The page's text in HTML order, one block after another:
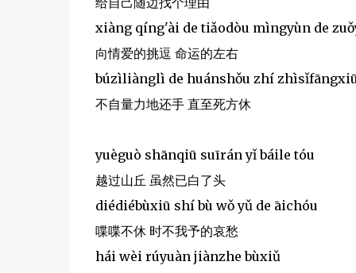
xiàng qíng'ài de tiǎodòu mìngyùn de
向情爱的挑逗 命运的左右
búzìliànglì de huánshǒu zhí
不自量力地还手 直至死方休
yuèguò shānqiū suīrán yǐ báile tóu
越过山丘 虽然已白了头
diédiébùxiū shí bù wǒ yǔ de āichóu
喋喋不休 时不我予的哀愁
hái wèi rúyuàn jiànzhe bùxiǔ